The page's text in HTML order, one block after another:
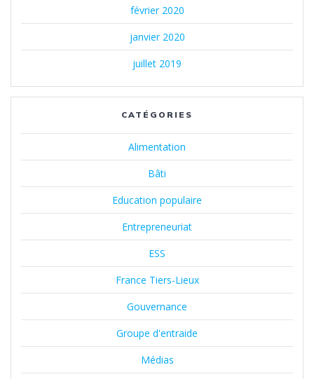
février 2020
janvier 2020
juillet 2019
CATÉGORIES
Alimentation
Bâti
Education populaire
Entrepreneuriat
ESS
France Tiers-Lieux
Gouvernance
Groupe d'entraide
Médias